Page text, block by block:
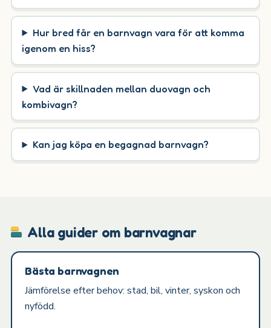
Hur bred får en barnvagn vara för att komma
igenom en hiss?
Vad är skillnaden mellan duovagn och
kombivagn?
Kan jag köpa en begagnad barnvagn?
Alla guider om barnvagnar
Bästa barnvagnen
Jämförelse efter behov: stad, bil, vinter, syskon och
nyfödd.